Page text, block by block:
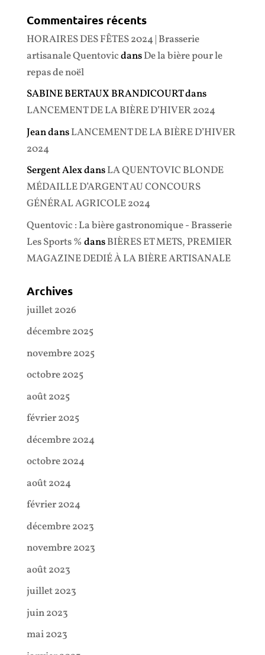
Commentaires récents
HORAIRES DES FÊTES 2024 | Brasserie
artisanale QuentovicdansDe la bière pour le
repas de noël
SABINE BERTAUX BRANDICOURTdans
LANCEMENT DE LA BIÈRE D’HIVER 2024
JeandansLANCEMENT DE LA BIÈRE D’HIVER
2024
Sergent AlexdansLA QUENTOVIC BLONDE
MÉDAILLE D’ARGENT AU CONCOURS
GÉNÉRAL AGRICOLE 2024
Quentovic : La bière gastronomique - Brasserie
Les Sports % dansBIÈRES ET METS, PREMIER
MAGAZINE DEDIÉ À LA BIÈRE ARTISANALE
Archives
juillet 2026
décembre 2025
novembre 2025
octobre 2025
août 2025
février 2025
décembre 2024
octobre 2024
août 2024
février 2024
décembre 2023
novembre 2023
août 2023
juillet 2023
juin 2023
mai 2023